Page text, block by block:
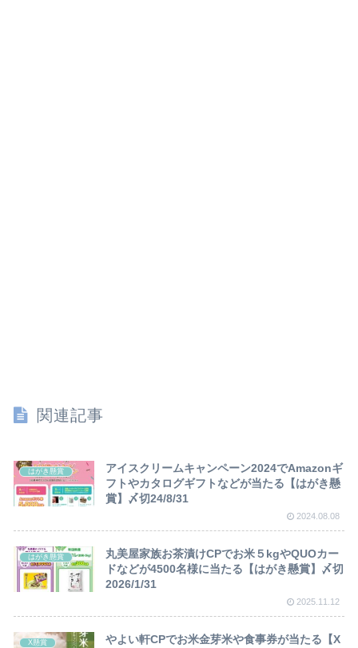
関連記事
はがき懸賞
アイスクリームキャンペーン2024でAmazonギ
フトやカタログギフトなどが当たる【はがき懸
賞】〆切24/8/31
2024.08.08
はがき懸賞
丸美屋家族お茶漬けCPでお米５kgやQUOカー
ドなどが4500名様に当たる【はがき懸賞】〆切
2026/1/31
2025.11.12
X懸賞
やよい軒CPでお米金芽米や食事券が当たる【X